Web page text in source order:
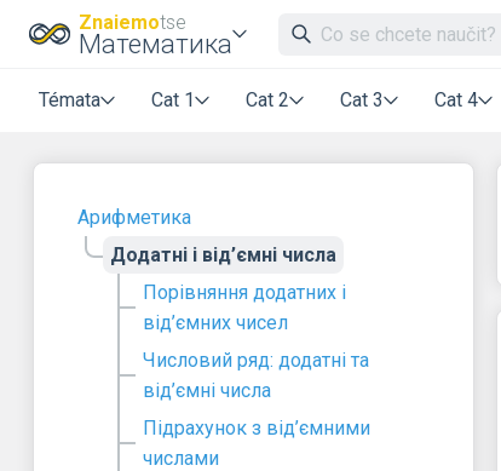
Znaiemotse
Математика
Témata Cat 1 Cat 2 Cat 3 Cat 4
Арифметика
Додатні і від’ємні числа
Порівняння додатних і
від’ємних чисел
Числовий ряд: додатні та
від’ємні числа
Підрахунок з від’ємними
числами